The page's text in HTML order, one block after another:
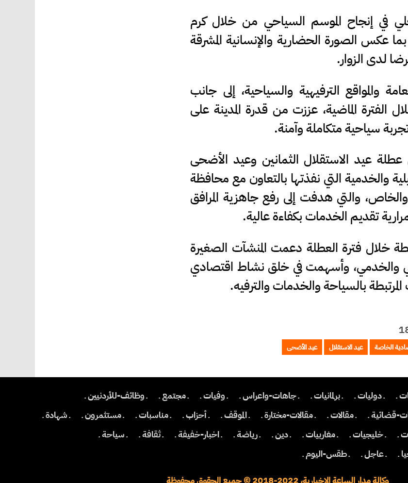
في إنجاح الموسم السياحي من خلال كرم
عكس الصورة الحضارية والإنسانية المشرقة
لدى الزوار.
والمواقع الترفيهية والسياحية، إلى جانب
الفترة الماضية، عززت من قدرة المدينة على
سياحية متكاملة وآمنة.
عيد الاستقلال الثمانين وعيد الأضحى
والخدمية التي نفذتها بالتعاون مع محافظة
والتي هدفت إلى رفع جاهزية المرافق
تقديم الخدمات بكفاءة عالية.
خلال فترة العطلة دعمت المنشآت الصغيرة
والخدمي، وأسهمت في خلق نشاط اقتصادي
بالسياحة والخدمات والترفيه.
الخاصة عيد الاستقلال عيد الأضحى
ـ ـ دوليات ـ ـ برلمانيات ـ ـ جاهات-واعراس ـ ـ وفيات ـ ـ مجتمع ـ
ـ وظائف-للأردنيين ـ
قضائية ـ ـ مقالات ـ ـ مقالات-مختارة ـ ـ الموقف ـ ـ أحزاب ـ ـ مناسبات ـ ـ مستثمرون ـ
ـ شهادة ـ
ـ ـ خليجيات ـ ـ مغاربيات ـ ـ دين ـ ـ رياضة ـ ـ اخبار-خفيفة ـ ـ ثقافة ـ
ـ سياحة ـ
ـ ـ عاجل ـ ـ طقس-اليوم ـ
وكالة مدار الساعة الاخبارية، 2022-2018 © جميع الحقوق محفوظة